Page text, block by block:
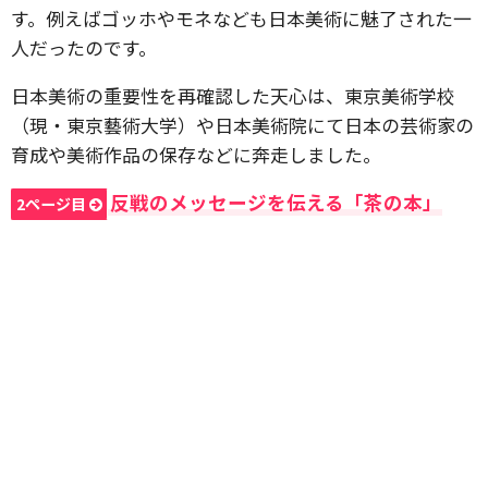
す。例えばゴッホやモネなども日本美術に魅了された一
人だったのです。
日本美術の重要性を再確認した天心は、東京美術学校
（現・東京藝術大学）や日本美術院にて日本の芸術家の
育成や美術作品の保存などに奔走しました。
2ページ目 反戦のメッセージを伝える「茶の本」